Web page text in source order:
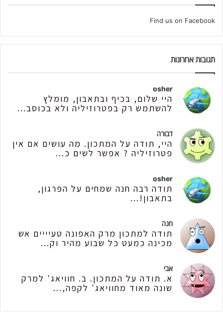
Find us on Facebook
תגובות אחרונות
osher
היי שלום, בכיף ובתאבון, מומלץ
להשתמש רק בפטרוזיליה ולא בכוסב...
דבורה
היי, תודה על המתכון. מה עושים אם אין
פטרוזיליה ? אפשר לשים כ...
osher
תודה רבה חנה שמחים על הפרגון,
בתאבון!...
חנה
תודה למתכון מרק האפונה טעיייים אש
מכינה כמעט כל שבוע מהיר וק...
אבי
א. תודה על המתכון. ב. חוויאג' למרק
שונה מאוד מחוויאג' לקפה,...